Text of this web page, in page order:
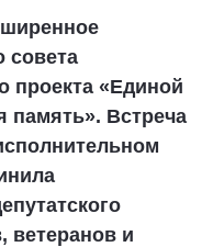
совета
проекта «Единой
память». Встреча
ветеранов и